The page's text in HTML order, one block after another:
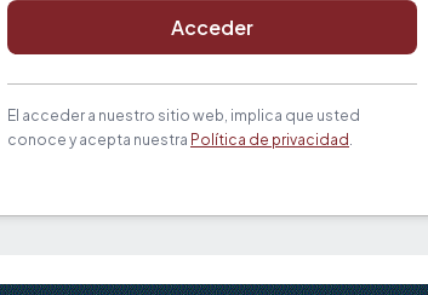
Acceder
El acceder a nuestro sitio web, implica que usted
conoce y acepta nuestra Política de privacidad .